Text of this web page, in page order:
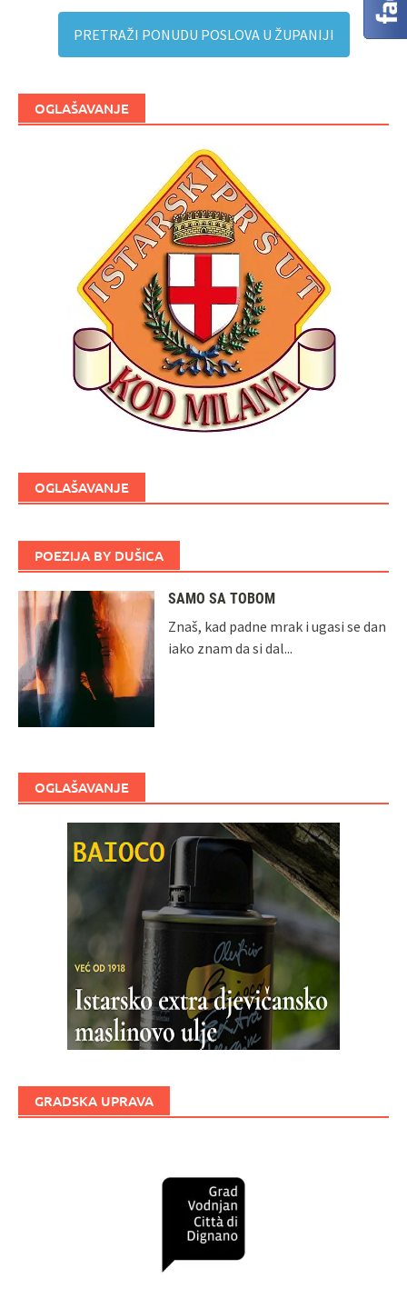
PRETRAŽI PONUDU POSLOVA U ŽUPANIJI
OGLAŠAVANJE
OGLAŠAVANJE
POEZIJA BY DUŠICA
SAMO SA TOBOM
Znaš, kad padne mrak i ugasi se dan
iako znam da si dal...
OGLAŠAVANJE
GRADSKA UPRAVA